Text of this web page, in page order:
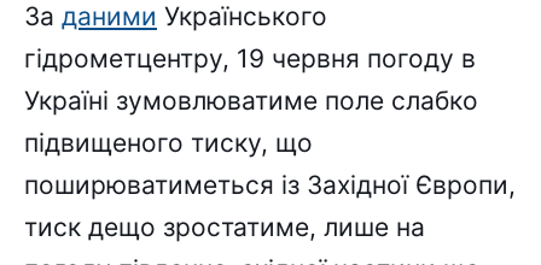
За даними Українського
гідрометцентру, 19 червня погоду в
Україні зумовлюватиме поле слабко
підвищеного тиску, що
поширюватиметься із Західної Європи,
тиск дещо зростатиме, лише на